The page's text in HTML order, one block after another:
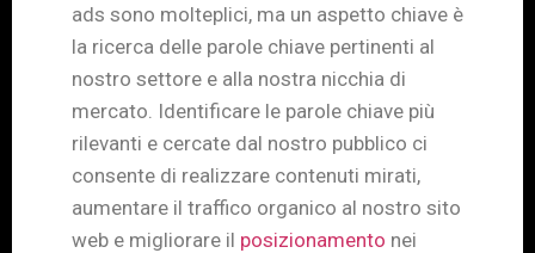
ads sono molteplici, ma un aspetto chiave è
la ricerca delle parole chiave pertinenti al
nostro settore e alla nostra nicchia di
mercato. Identificare le parole chiave più
rilevanti e cercate dal nostro pubblico ci
consente di realizzare contenuti mirati,
aumentare il traffico organico al nostro sito
web e migliorare il posizionamento nei